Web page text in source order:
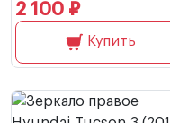
2 100 ₽
Купить